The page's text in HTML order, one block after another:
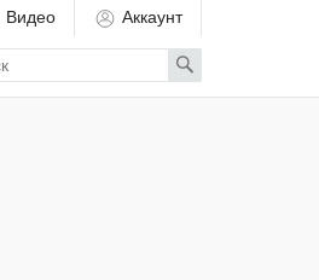
Видео Аккаунт
Search